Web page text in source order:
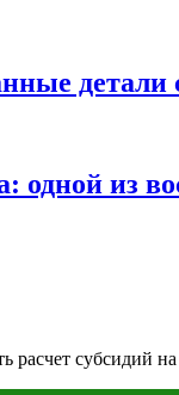
детали
одной из
расчет субсидий